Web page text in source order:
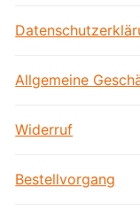
Allgemeine
Widerruf
Bestellvorgang